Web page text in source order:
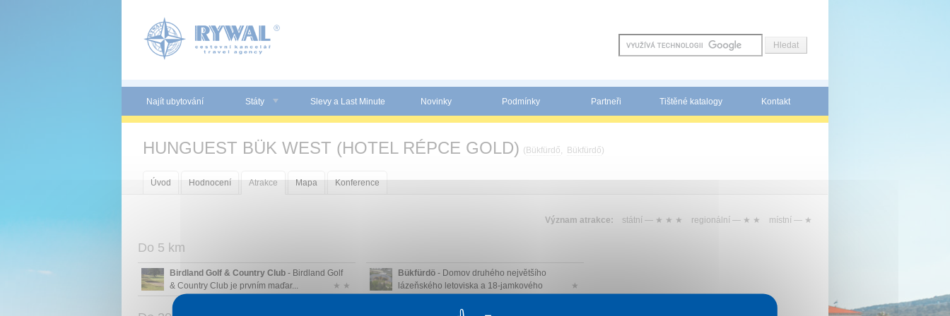
Najít ubytování Státy Slevy a Last Minute Novinky Podmínky Partneři Tištěné katalogy Kontakt
HUNGUEST BÜK WEST (HOTEL RÉPCE GOLD) ( Bükfürdő, Bükfürdő)
Úvod Hodnocení Atrakce Mapa Konference
Význam atrakce: státní — ★ ★ ★ regionální — ★ ★ místní — ★
Do 5 km
Birdland Golf & Country Club - Birdland Golf
& Country Club je prvním maďar...
★ ★
Bükfürdö- Domov druhého největšího
lázeňského letoviska a 18-jamkového
★